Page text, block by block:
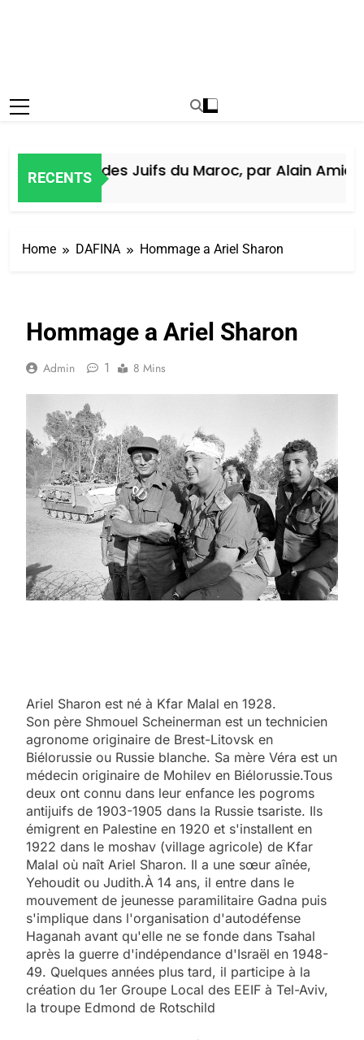
RECENTS
Histoire des Juifs du Maroc, par Alain Amiel
Home DAFINA Hommage a Ariel Sharon
Hommage a Ariel Sharon
Admin 1 8 Mins
Ariel Sharon est né à Kfar Malal en 1928.
Son père Shmouel Scheinerman est un technicien
agronome originaire de Brest-Litovsk en
Biélorussie ou Russie blanche. Sa mère Véra est un
médecin originaire de Mohilev en Biélorussie.Tous
deux ont connu dans leur enfance les pogroms
antijuifs de 1903-1905 dans la Russie tsariste. Ils
émigrent en Palestine en 1920 et s'installent en
1922 dans le moshav (village agricole) de Kfar
Malal où naît Ariel Sharon. Il a une sœur aînée,
Yehoudit ou Judith.À 14 ans, il entre dans le
mouvement de jeunesse paramilitaire Gadna puis
s'implique dans l'organisation d'autodéfense
Haganah avant qu'elle ne se fonde dans Tsahal
après la guerre d'indépendance d'Israël en 1948-
49. Quelques années plus tard, il participe à la
création du 1er Groupe Local des EEIF à Tel-Aviv,
la troupe Edmond de Rotschild